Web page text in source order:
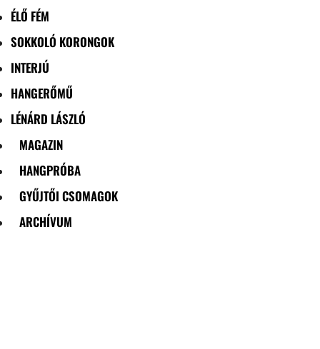
ÉLŐ FÉM
SOKKOLÓ KORONGOK
INTERJÚ
HANGERŐMŰ
LÉNÁRD LÁSZLÓ
MAGAZIN
HANGPRÓBA
GYŰJTŐI CSOMAGOK
ARCHÍVUM